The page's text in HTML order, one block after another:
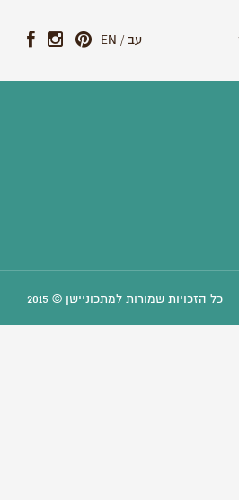
EN / עב
כל הזכויות שמורות למתכוניישן © 2015